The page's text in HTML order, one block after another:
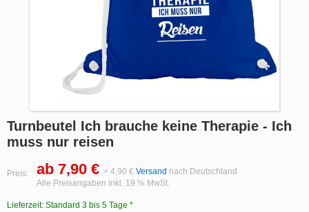
Turnbeutel Ich brauche keine Therapie - Ich
muss nur reisen
Preis: ab 7,90 € + 4,90 € Versand nach Deutschland
Alle Preisangaben inkl. 19 % MwSt.
Lieferzeit: Standard 3 bis 5 Tage *